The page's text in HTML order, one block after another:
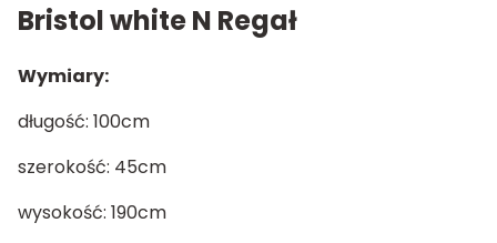
Bristol white N Regał
Wymiary:
długość: 100cm
szerokość: 45cm
wysokość: 190cm